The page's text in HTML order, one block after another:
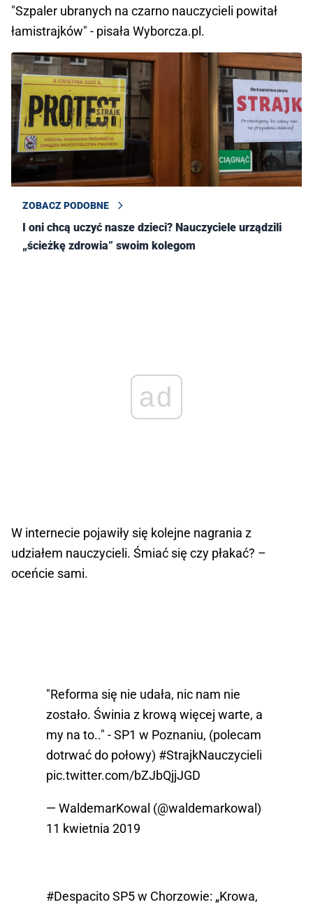
"Szpaler ubranych na czarno nauczycieli powitał
łamistrajków" - pisała Wyborcza.pl.
ZOBACZ PODOBNE
I oni chcą uczyć nasze dzieci? Nauczyciele urządzili
„ścieżkę zdrowia” swoim kolegom
ad
W internecie pojawiły się kolejne nagrania z
udziałem nauczycieli. Śmiać się czy płakać? –
oceńcie sami.
"Reforma się nie udała, nic nam nie
zostało. Świnia z krową więcej warte, a
my na to.." - SP1 w Poznaniu, (polecam
dotrwać do połowy) #StrajkNauczycieli
pic.twitter.com/bZJbQjjJGD
— WaldemarKowal (@waldemarkowal)
11 kwietnia 2019
#DespacitoSP5 w Chorzowie: „Krowa,